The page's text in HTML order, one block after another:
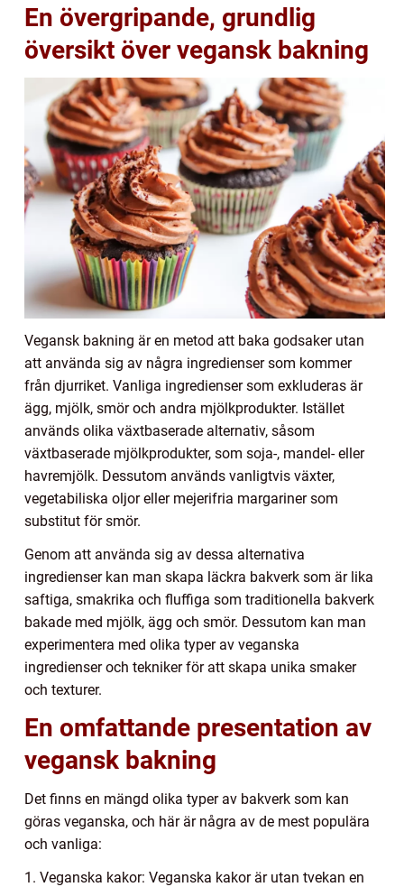
En övergripande, grundlig
översikt över vegansk bakning
Vegansk bakning är en metod att baka godsaker utan
att använda sig av några ingredienser som kommer
från djurriket. Vanliga ingredienser som exkluderas är
ägg, mjölk, smör och andra mjölkprodukter. Istället
används olika växtbaserade alternativ, såsom
växtbaserade mjölkprodukter, som soja-, mandel- eller
havremjölk. Dessutom används vanligtvis växter,
vegetabiliska oljor eller mejerifria margariner som
substitut för smör.
Genom att använda sig av dessa alternativa
ingredienser kan man skapa läckra bakverk som är lika
saftiga, smakrika och fluffiga som traditionella bakverk
bakade med mjölk, ägg och smör. Dessutom kan man
experimentera med olika typer av veganska
ingredienser och tekniker för att skapa unika smaker
och texturer.
En omfattande presentation av
vegansk bakning
Det finns en mängd olika typer av bakverk som kan
göras veganska, och här är några av de mest populära
och vanliga:
1. Veganska kakor: Veganska kakor är utan tvekan en